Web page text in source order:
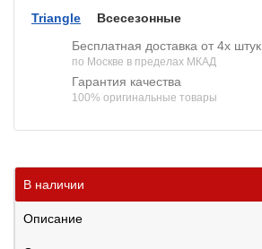
Triangle
Всесезонные
Бесплатная доставка от 4х штук
по Москве в пределах МКАД
Гарантия качества
100% оригинальные товары
В наличии
Описание